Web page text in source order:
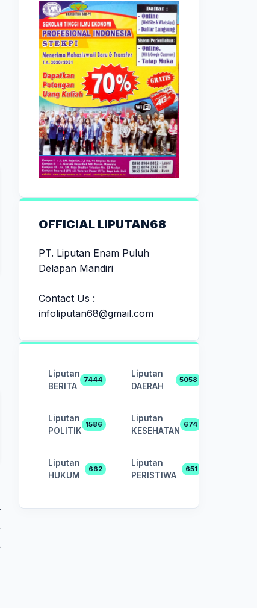
OFFICIAL LIPUTAN68
PT. Liputan Enam Puluh
Delapan Mandiri
Contact Us :
infoliputan68@gmail.com
Liputan
BERITA
7444
Liputan
DAERAH
5058
Liputan
POLITIK
1586
Liputan
KESEHATAN
674
Liputan
HUKUM
662
Liputan
PERISTIWA
651